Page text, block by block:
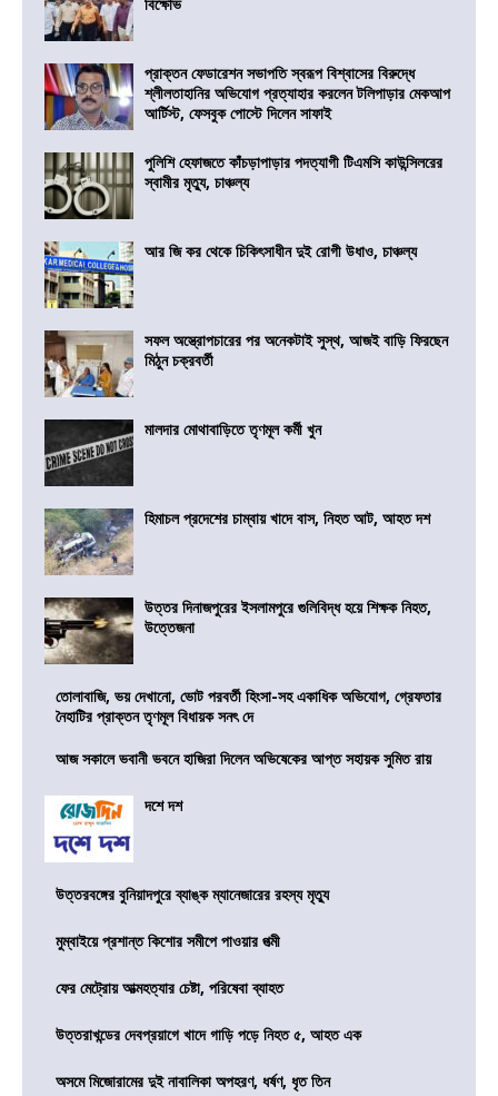
প্রাক্তন ফেডারেশন সভাপতি স্বরূপ বিশ্বাসের বিরুদ্ধে
শ্লীলতাহানির অভিযোগ প্রত্যাহার করলেন টলিপাড়ার মেকআপ
আর্টিস্ট, ফেসবুক পোস্টে দিলেন সাফাই
পুলিশি হেফাজতে কাঁচড়াপাড়ার পদত্যাগী টিএমসি কাউন্সিলরের
স্বামীর মৃত্যু, চাঞ্চল্য
আর জি কর থেকে চিকিৎসাধীন দুই রোগী উধাও, চাঞ্চল্য
সফল অস্ত্রোপচারের পর অনেকটাই সুস্থ, আজই বাড়ি ফিরছেন
মিঠুন চক্রবর্তী
মালদার মোথাবাড়িতে তৃণমূল কর্মী খুন
হিমাচল প্রদেশের চাম্বায় খাদে বাস, নিহত আট, আহত দশ
উত্তর দিনাজপুরের ইসলামপুরে গুলিবিদ্ধ হয়ে শিক্ষক নিহত,
উত্তেজনা
তোলাবাজি, ভয় দেখানো, ভোট পরবর্তী হিংসা-সহ একাধিক অভিযোগ, গ্রেফতার
নৈহাটির প্রাক্তন তৃণমূল বিধায়ক সনৎ দে
আজ সকালে ভবানী ভবনে হাজিরা দিলেন অভিষেকের আপ্ত সহায়ক সুমিত রায়
দশে দশ
উত্তরবঙ্গের বুনিয়াদপুরে ব্যাঙ্ক ম্যানেজারের রহস্য মৃত্যু
মুম্বাইয়ে প্রশান্ত কিশোর সমীপে পাওয়ার পত্মী
ফের মেট্রোয় আত্মহত্যার চেষ্টা, পরিষেবা ব্যাহত
উত্তরাখন্ডের দেবপ্রয়াগে খাদে গাড়ি পড়ে নিহত ৫, আহত এক
অসমে মিজোরামের দুই নাবালিকা অপহরণ, ধর্ষণ, ধৃত তিন